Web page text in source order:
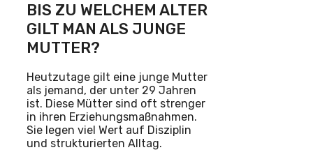
BIS ZU WELCHEM ALTER
GILT MAN ALS JUNGE
MUTTER?
Heutzutage gilt eine junge Mutter
als jemand, der unter 29 Jahren
ist. Diese Mütter sind oft strenger
in ihren Erziehungsmaßnahmen.
Sie legen viel Wert auf Disziplin
und strukturierten Alltag.